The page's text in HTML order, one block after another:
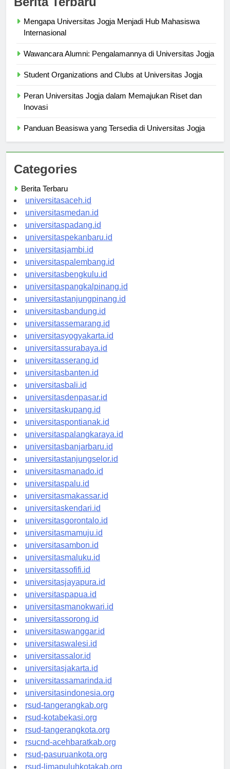
Mengapa Universitas Jogja Menjadi Hub Mahasiswa
Peran Universitas Jogja dalam Memajukan Riset dan
Categories
Berita Terbaru
universitasaceh.id
universitasmedan.id
universitaspadang.id
universitaspekanbaru.id
universitasjambi.id
universitaspalembang.id
universitasbengkulu.id
universitaspangkalpinang.id
universitastanjungpinang.id
universitasbandung.id
universitassemarang.id
universitasyogyakarta.id
universitassurabaya.id
universitasserang.id
universitasbanten.id
universitasbali.id
universitasdenpasar.id
universitaskupang.id
universitaspontianak.id
universitaspalangkaraya.id
universitasbanjarbaru.id
universitastanjungselor.id
universitasmanado.id
universitaspalu.id
universitasmakassar.id
universitaskendari.id
universitasgorontalo.id
universitasmamuju.id
universitasambon.id
universitasmaluku.id
universitassofifi.id
universitasjayapura.id
universitaspapua.id
universitasmanokwari.id
universitassorong.id
universitaswanggar.id
universitaswalesi.id
universitassalor.id
universitasjakarta.id
universitassamarinda.id
universitasindonesia.org
rsud-tangerangkab.org
rsud-kotabekasi.org
rsud-tangerangkota.org
rsucnd-acehbaratkab.org
rsud-pasuruankota.org